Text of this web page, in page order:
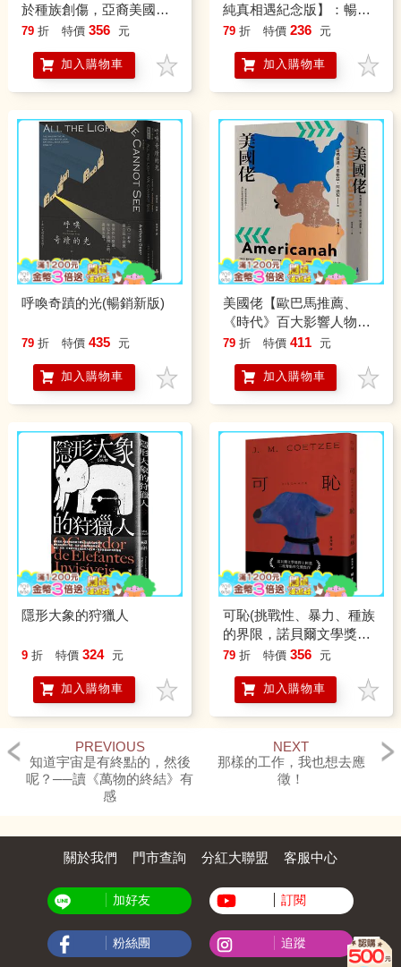
於種族創傷，亞裔美國人
的少數者感受
79 折 特價 356 元
加入購物車
純真相遇紀念版】：暢銷
超過1，100萬冊，約翰．
79 折 特價 236 元
加入購物車
呼喚奇蹟的光(暢銷新版)
79 折 特價 435 元
加入購物車
美國佬【歐巴馬推薦、
《時代》百大影響人物阿
迪契呈現最深刻戀情之
79 折 特價 411 元
加入購物車
隱形大象的狩獵人
9 折 特價 324 元
加入購物車
可恥(挑戰性、暴力、種族
的界限，諾貝爾文學獎得
主柯慈二度奪魁布克獎小
79 折 特價 356 元
加入購物車
PREVIOUS
知道宇宙是有終點的，然後
呢？──讀《萬物的終結》有
感
NEXT
那樣的工作，我也想去應
徵！
關於我們 門市查詢 分紅大聯盟 客服中心
加好友 訂閱
粉絲團 追蹤